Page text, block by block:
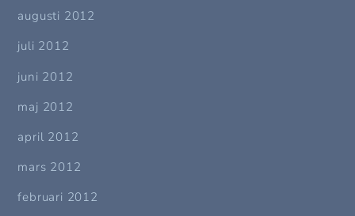
augusti 2012
juli 2012
juni 2012
maj 2012
april 2012
mars 2012
februari 2012